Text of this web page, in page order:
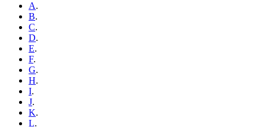
A.
B.
C.
D.
E.
F.
G.
H.
I.
J.
K.
L.